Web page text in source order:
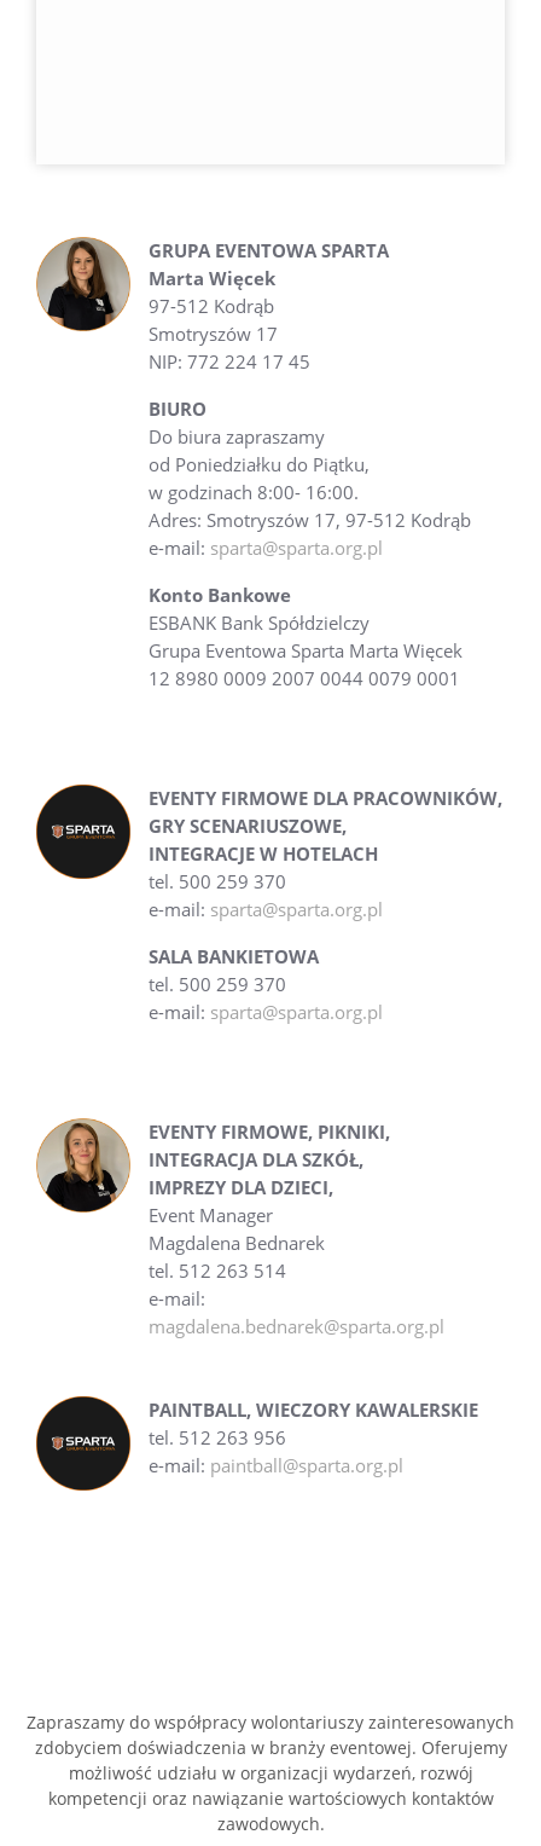
GRUPA EVENTOWA SPARTA
Marta Więcek
97-512 Kodrąb
Smotryszów 17
NIP: 772 224 17 45
BIURO
Do biura zapraszamy
od Poniedziałku do Piątku,
w godzinach 8:00- 16:00.
Adres: Smotryszów 17, 97-512 Kodrąb
e-mail: sparta@sparta.org.pl
Konto Bankowe
ESBANK Bank Spółdzielczy
Grupa Eventowa Sparta Marta Więcek
12 8980 0009 2007 0044 0079 0001
EVENTY FIRMOWE DLA PRACOWNIKÓW,
GRY SCENARIUSZOWE,
INTEGRACJE W HOTELACH
tel. 500 259 370
e-mail: sparta@sparta.org.pl
SALA BANKIETOWA
tel. 500 259 370
e-mail: sparta@sparta.org.pl
EVENTY FIRMOWE, PIKNIKI,
INTEGRACJA DLA SZKÓŁ,
IMPREZY DLA DZIECI,
Event Manager
Magdalena Bednarek
tel. 512 263 514
e-mail:
magdalena.bednarek@sparta.org.pl
PAINTBALL, WIECZORY KAWALERSKIE
tel. 512 263 956
e-mail: paintball@sparta.org.pl
Zapraszamy do współpracy wolontariuszy zainteresowanych
zdobyciem doświadczenia w branży eventowej. Oferujemy
możliwość udziału w organizacji wydarzeń, rozwój
kompetencji oraz nawiązanie wartościowych kontaktów
zawodowych.